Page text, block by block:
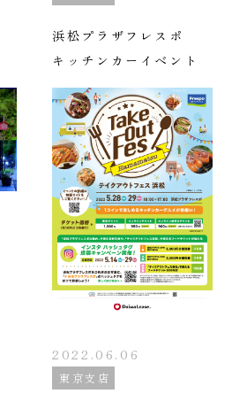
浜松プラザフレスポ
キッチンカーイベント
2022.06.06
東京支店